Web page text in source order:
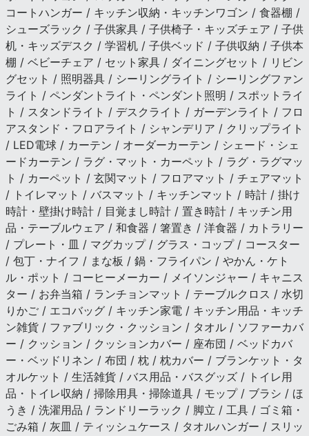
コートハンガー / キッチン収納・キッチンワゴン / 食器棚 /
シューズラック / 子供家具 / 子供椅子・キッズチェア / 子供
机・キッズデスク / 学習机 / 子供ベッド / 子供収納 / 子供本
棚 / ベビーチェア / セット家具 / ダイニングセット / リビン
グセット / 照明器具 / シーリングライト / シーリングファン
ライト / ペンダントライト・ペンダント照明 / スポットライ
ト / スタンドライト / デスクライト / ガーデンライト / フロ
アスタンド・フロアライト / シャンデリア / クリップライト
/ LED電球 / カーテン / オーダーカーテン / シェード・シェ
ードカーテン / ラグ・マット・カーペット / ラグ・ラグマッ
ト / カーペット / 玄関マット / フロアマット / チェアマット
/ トイレマット / バスマット / キッチンマット / 時計 / 掛け
時計・壁掛け時計 / 目覚まし時計 / 置き時計 / キッチン用
品・テーブルウェア / 和食器 / 箸置き / 洋食器 / カトラリー
/ プレート・皿 / マグカップ / グラス・コップ / コースター
/ 包丁・ナイフ / まな板 / 鍋・フライパン / やかん・ケト
ル・ポット / コーヒーメーカー / メイソンジャー / キャニス
ター / お弁当箱 / ランチョンマット / テーブルクロス / 水切
りかご / エコバッグ / キッチン家電 / キッチン用品・キッチ
ン雑貨 / ファブリック・クッション / タオル / ソファーカバ
ー / クッション / クッションカバー / 座布団 / ベッドカバ
ー・ベッドリネン / 布団 / 枕 / 枕カバー / ブランケット・タ
オルケット / 生活雑貨 / バス用品・バスグッズ / トイレ用
品・トイレ収納 / 掃除用具・掃除道具 / モップ / ブラシ / ほ
うき / 洗濯用品 / ランドリーラック / 脚立 / 工具 / ゴミ箱・
ごみ箱 / 灰皿 / ティッシュケース / タオルハンガー / スリッ